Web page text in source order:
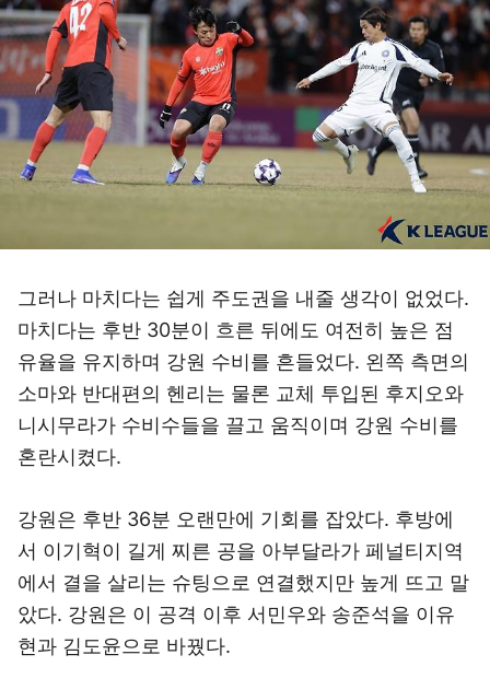
그러나 마치다는 쉽게 주도권을 내줄 생각이 없었다.
마치다는 후반 30분이 흐른 뒤에도 여전히 높은 점
유율을 유지하며 강원 수비를 흔들었다. 왼쪽 측면의
소마와 반대편의 헨리는 물론 교체 투입된 후지오와
니시무라가 수비수들을 끌고 움직이며 강원 수비를
혼란시켰다.
강원은 후반 36분 오랜만에 기회를 잡았다. 후방에
서 이기혁이 길게 찌른 공을 아부달라가 페널티지역
에서 결을 살리는 슈팅으로 연결했지만 높게 뜨고 말
았다. 강원은 이 공격 이후 서민우와 송준석을 이유
현과 김도윤으로 바꿨다.